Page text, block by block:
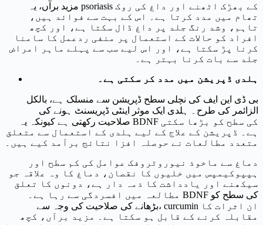
مزید برآں، یہ psoriasis کے بھڑک اٹھنے اور داغ کی روک
تھام میں مدد کرتا ہے۔ اس کے بہت سے فوائد ہیں،
تاہم، وشد رنگ جلد پر داغ ڈال سکتا ہے، اور کچھ
افراد کو حالات کے استعمال پر منفی ردعمل کا سامنا
کرنا پڑ سکتا ہے، اور اس لیے سب سے پہلے ماہر امراض
جلد سے بات کرنا بہتر ہے۔
ہلدی ڈپریشن میں مدد کر سکتی ہے۔
بی ڈی این ایف کی نچلی سطح ڈپریشن سے منسلک ہے، بالکل
الزائمر کی طرح۔ ہلدی ایک موثر اینٹی ڈپریسنٹ ہونے کی
صلاحیت رکھتی ہے کیونکہ یہ BDNF کی سطح کو بڑھا سکتی
ہے۔ ڈپریشن کے علاج کے لیے ہلدی کے استعمال سے متعلق
متعدد مطالعات نے حوصلہ افزا نتائج برآمد کیے ہیں۔
دماغ سے ماخوذ نیوروٹروفک عوامل کی کم سطح اور
ہپپوکیمپس میں خلیوں کا نقصان، دماغ کا وہ علاقہ جو
سیکھنے اور یادداشت کا ذمہ دار ہے، دونوں کا تعلق
مطالعہ میں افسردگی سے رہا ہے۔ BDNF کی سطح کو
بڑھانے کی صلاحیت کی وجہ سے، curcumin ان اثرات کا
مقابلہ کرنے کے قابل ہو سکتا ہے۔ مزید برآں، کچھ